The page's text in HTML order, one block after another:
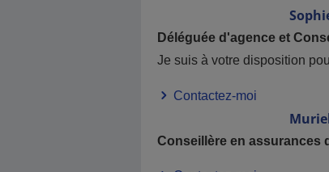
Déléguée d'agence et
Je suis à votre disposition
Contactez-moi
Conseillère en assurances